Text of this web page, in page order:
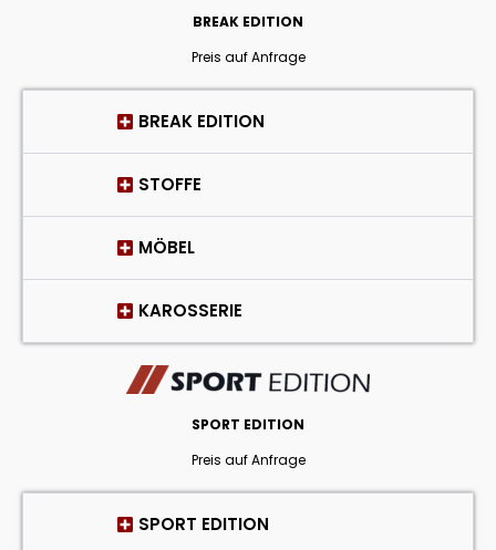
BREAK EDITION
Preis auf Anfrage
BREAK EDITION
STOFFE
MÖBEL
KAROSSERIE
SPORT EDITION
Preis auf Anfrage
SPORT EDITION